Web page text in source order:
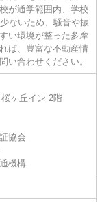
が通学範囲内、学校
ないため、騒音や振
い環境が整った多摩
ば、豊富な不動産情
い合わせください。
ヶ丘イン 2階
協会
機構